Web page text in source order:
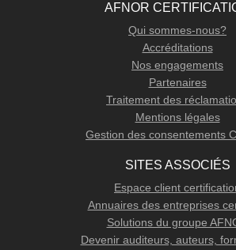
AFNOR
Qui sommes-nous?
Accréditations
Nos engagements
Partenaires
Traitement des
Mentions légales
Gestion des consentements
SITES ASSOCIÉS
Espace client
Annuaires des entreprises
Solutions du groupe
Devenir auditeurs, auteurs,